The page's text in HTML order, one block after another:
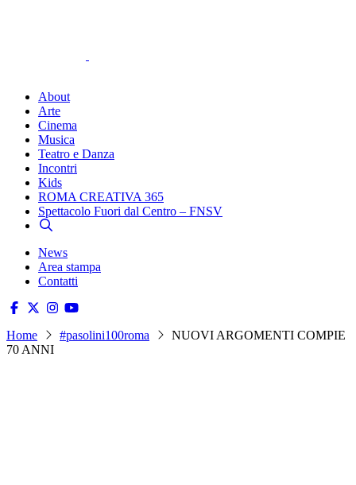
About
Arte
Cinema
Musica
Teatro e Danza
Incontri
Kids
ROMA CREATIVA 365
Spettacolo Fuori dal Centro – FNSV
News
Area stampa
Contatti
Home #pasolini100roma
NUOVI ARGOMENTI COMPIE
70 ANNI